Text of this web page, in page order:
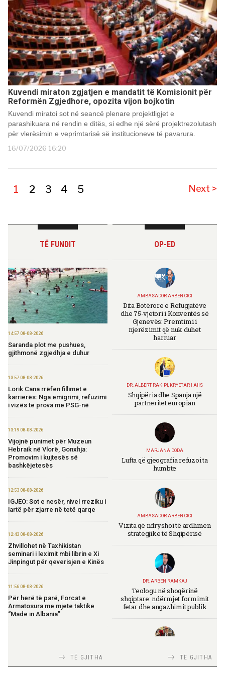
Kuvendi miraton zgjatjen e mandatit të Komisionit për
Reformën Zgjedhore, opozita vijon bojkotin
Kuvendi miratoi sot në seancë plenare projektligjet e
parashikuara në rendin e ditës, si edhe një sërë projektrezolutash
për vlerësimin e veprimtarisë së institucioneve të pavarura.
16/07/2026 16:20
1 2 3 4 5 Next >
TË FUNDIT
14:57 08-08-2026
Saranda plot me pushues,
gjithmonë zgjedhja e duhur
13:57 08-08-2026
Lorik Cana rrëfen fillimet e
karrierës: Nga emigrimi, refuzimi
i vizës te prova me PSG-në
13:19 08-08-2026
Vijojnë punimet për Muzeun
Hebraik në Vlorë, Gonxhja:
Promovim i kujtesës së
bashkëjetesës
12:53 08-08-2026
IGJEO: Sot e nesër, nivel rreziku i
lartë për zjarre në tetë qarqe
12:43 08-08-2026
Zhvillohet në Taxhikistan
seminari i leximit mbi librin e Xi
Jinpingut për qeverisjen e Kinës
11:56 08-08-2026
Për herë të parë, Forcat e
Armatosura me mjete taktike
“Made in Albania”
Ambasadori Wendt do të
mbështesë vizionin e Presidentit
TË GJITHA
OP-ED
AMBASADOR ARBEN CICI
Dita Botërore e Refugjatëve
dhe 75-vjetori i Konventës së
Gjenevës: Premtimi i
njerëzimit që nuk duhet
harruar
DR. ALBERT RAKIPI, KRYETAR I AIIS
Shqipëria dhe Spanja një
partneritet europian
MARJANA DODA
Lufta që gjeografia refuzoi ta
humbte
AMBASADOR ARBEN CICI
Vizita që ndryshoi të ardhmen
strategjike të Shqipërisë
DR. ARBEN RAMKAJ
Teologu në shoqërinë
shqiptare: ndërmjet formimit
fetar dhe angazhimit publik
TIRANA DIPLOMATTË GJITHA